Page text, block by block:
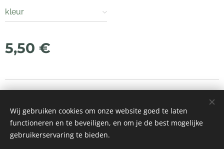
kleur
5,50 €
Webnode
Wij gebruiken cookies om onze website goed te laten
functioneren en te beveiligen, en om je de best mogelijke
gebruikerservaring te bieden.